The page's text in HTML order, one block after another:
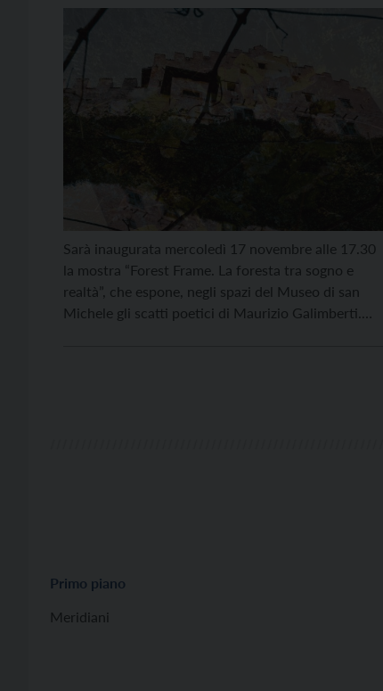
Maurizio Galimberti in mostra al
Museo di san Michele
Sarà inaugurata mercoledì 17 novembre alle 17.30
la mostra “Forest Frame. La foresta tra sogno e
realtà”, che espone, negli spazi del Museo di san
Michele gli scatti poetici di Maurizio Galimberti.
Primo piano
Meridiani